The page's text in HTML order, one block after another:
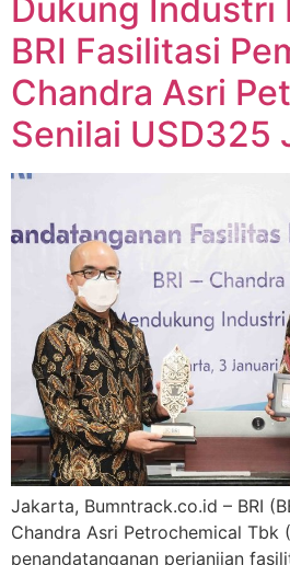
Dukung Industri
BRI Fasilitasi
Chandra Asri
Senilai USD325
Jakarta, Bumntrack.co.id – BRI
Chandra Asri Petrochemical Tbk
penandatanganan perjanjian